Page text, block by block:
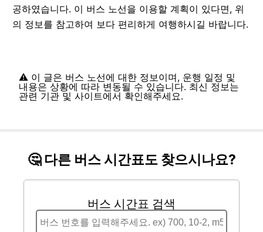
공하였습니다. 이 버스 노선을 이용할 계획이 있다면, 위
의 정보를 참고하여 보다 편리하게 여행하시길 바랍니다.
⚠️ 이 글은 버스 노선에 대한 정보이며, 운행 일정 및
내용은 상황에 따라 변동될 수 있습니다. 최신 정보는
관련 기관 및 사이트에서 확인해주세요.
🤔 다른 버스 시간표도 찾으시나요?
버스 시간표 검색